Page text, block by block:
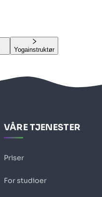
Yogainstruktør
VÅRE TJENESTER
Priser
For studioer